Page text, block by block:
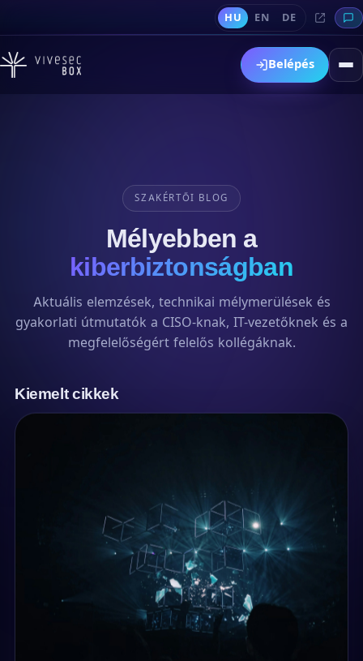
HU EN DE
Belépés
SZAKÉRTŐI BLOG
Mélyebben a
kiberbiztonságban
Aktuális elemzések, technikai mélymerülések és
gyakorlati útmutatók a CISO-knak, IT-vezetőknek és a
megfelelőségért felelős kollégáknak.
Kiemelt cikkek